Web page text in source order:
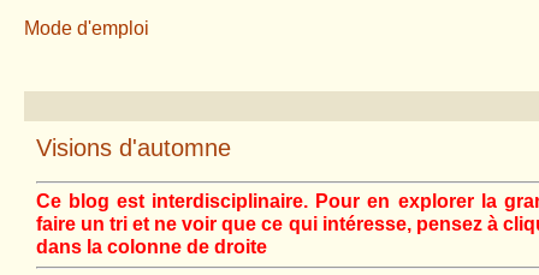
Mode d'emploi
Visions d'automne
Ce blog est interdisciplinaire. Pour en explorer la
faire un tri et ne voir que ce qui intéresse, pensez à
dans la colonne de droite